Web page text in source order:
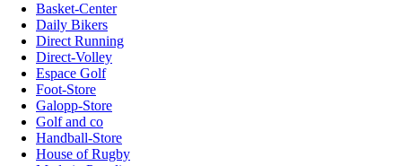
Basket-Center
Daily Bikers
Direct Running
Direct-Volley
Espace Golf
Foot-Store
Galopp-Store
Golf and co
Handball-Store
House of Rugby